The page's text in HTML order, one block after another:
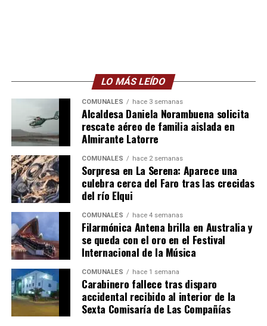
LO MÁS LEÍDO
COMUNALES hace 3 semanas
Alcaldesa Daniela Norambuena solicita
rescate aéreo de familia aislada en
Almirante Latorre
COMUNALES hace 2 semanas
Sorpresa en La Serena: Aparece una
culebra cerca del Faro tras las crecidas
del río Elqui
COMUNALES hace 4 semanas
Filarmónica Antena brilla en Australia y
se queda con el oro en el Festival
Internacional de la Música
COMUNALES hace 1 semana
Carabinero fallece tras disparo
accidental recibido al interior de la
Sexta Comisaría de Las Compañías